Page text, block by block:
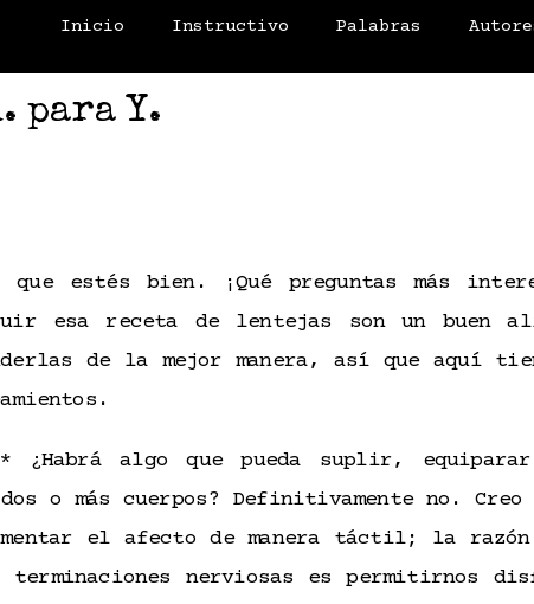
Inicio Instructivo Palabras
para Y.
que estés bien. ¡Qué preguntas más
esa receta de lentejas son un buen
de la mejor manera, así que aquí
* ¿Habrá algo que pueda suplir,
o más cuerpos? Definitivamente no.
el afecto de manera táctil; la
terminaciones nerviosas es permitirnos